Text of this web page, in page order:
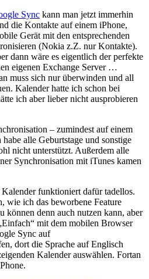
Sync kann man jetzt immerhin
die Kontakte auf einem iPhone,
Gerät mit den entsprechenden
(Nokia z.Z. nur Kontakte).
dann wäre es eigentlich der perfekte
eigenen Exchange Server …
muss sich nur überwinden und all
Kalender hatte ich schon bei
ich aber lieber nicht ausprobieren
– zumindest auf einem
alle Geburtstage und sonstige
nicht unterstützt. Außerdem alle
Synchronisation mit iTunes kamen
funktioniert dafür tadellos.
wie ich das beworbene Feature
können denn auch nutzen kann, aber
mit dem mobilen Browser
Sync auf
dort die Sprache auf Englisch
Kalender auswählen. Fortan